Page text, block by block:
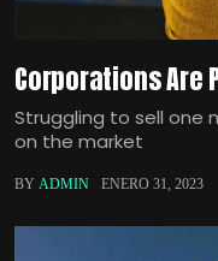
Corporations Are
Struggling to sell one
on the market
BY ADMIN ENERO 31, 2023